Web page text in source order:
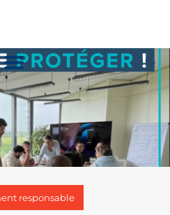
responsable